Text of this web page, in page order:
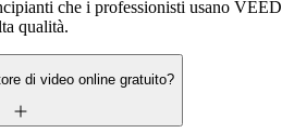
che i professionisti usano VEED
qualità.
di video online gratuito?